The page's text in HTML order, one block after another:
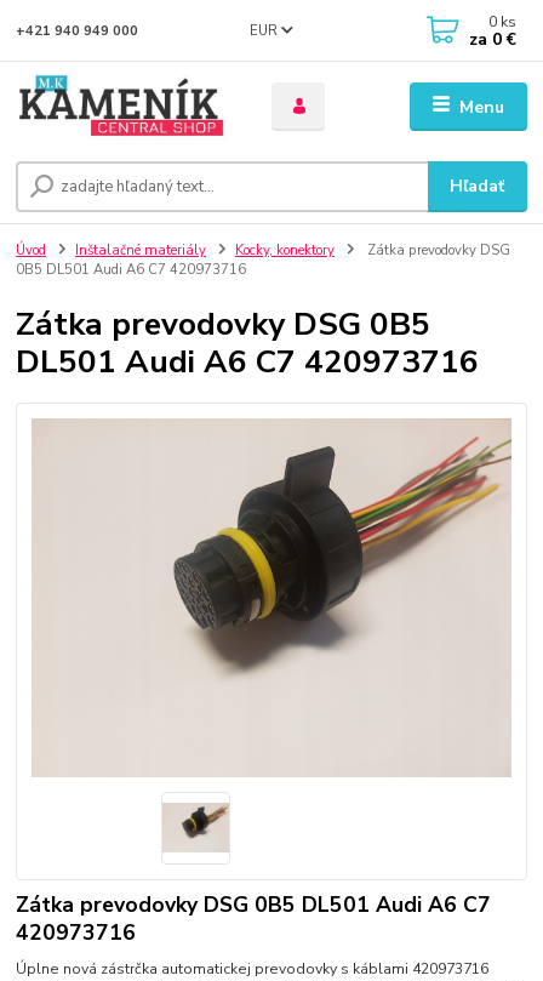
Menu
EUR
Hľadať
+421 940 949 000 0 ks
za 0 €
Úvod Inštalačné materiály Kocky, konektory
Zátka prevodovky DSG
0B5 DL501 Audi A6 C7 420973716
Zátka prevodovky DSG 0B5
DL501 Audi A6 C7 420973716
Zátka prevodovky DSG 0B5 DL501 Audi A6 C7
420973716
Úplne nová zástrčka automatickej prevodovky s káblami 420973716